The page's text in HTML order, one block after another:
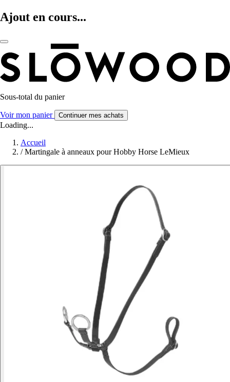
Ajout en cours...
Sous-total du panier
Voir mon panier Continuer mes achats
Loading...
Accueil
/ Martingale à anneaux pour Hobby Horse LeMieux